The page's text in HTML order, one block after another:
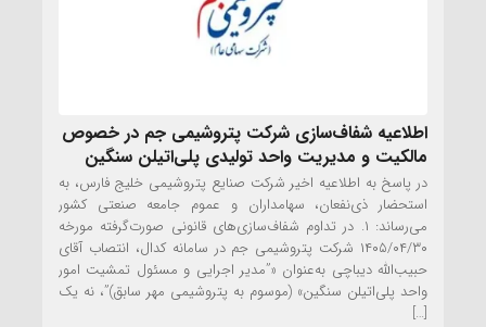
اطلاعیه شفاف‌سازی شرکت پتروشیمی جم در خصوص
مالکیت و مدیریت واحد تولیدی پلی‌اتیلن سنگین
در پاسخ به اطلاعیه اخیر شرکت صنایع پتروشیمی خلیج فارس، به
استحضار ذی‌نفعان، سهامداران و عموم جامعه صنعتی کشور
می‌رساند: ۱. در تداوم شفاف‌سازی‌های قانونی صورت‌گرفته مورخه
۱۴۰۵/۰۴/۳۰ شرکت پتروشیمی جم در سامانه کدال، انتصاب آقای
حبیب‌الله دیباچی به‌عنوان «”مدیر اجرایی و مسئول تمشیت امور
واحد پلی‌اتیلن سنگین» (موسوم به پتروشیمی مهر سابق)”، نه یک
[…]